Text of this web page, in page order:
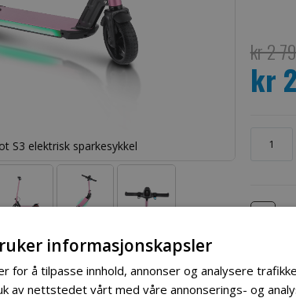
S3 elektrisk sparkesykkel
kr 2
Spesialpris
kr
Produktomtaler Fil vedlegg
informasjonskapsler
for å tilpasse innhold, annonser og analysere
av nettstedet vårt med våre annonserings- og